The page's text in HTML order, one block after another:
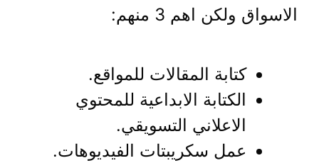
الاسواق ولكن اهم 3 منهم:
كتابة المقالات للمواقع.
الكتابة الابداعية للمحتوي
الاعلاني التسويقي.
عمل سكريبتات الفيديوهات.